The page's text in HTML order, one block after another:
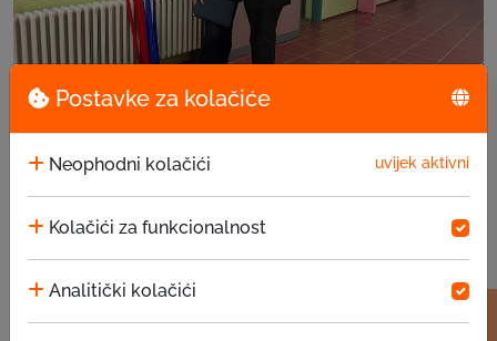
Postavke za kolačiće
Neophodni kolačići uvijek aktivni
Kolačići za funkcionalnost
Analitički kolačići
EKI donacija u JU za predškolsko vaspitanje i ...
15.07.2026